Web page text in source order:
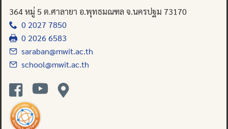
364 หมู่ 5 ต.ศาลายา อ.พุทธมณฑล จ.นครปฐม 73170
0 2027 7850
0 2026 6583
saraban@mwit.ac.th
school@mwit.ac.th